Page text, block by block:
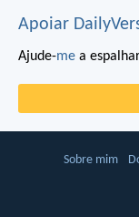
Apoiar
Ajude-me a
Sobre mim